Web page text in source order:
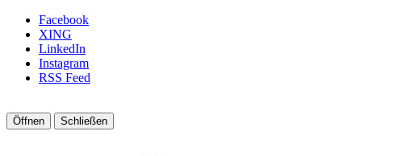
Facebook
XING
LinkedIn
Instagram
RSS Feed
Öffnen Schließen